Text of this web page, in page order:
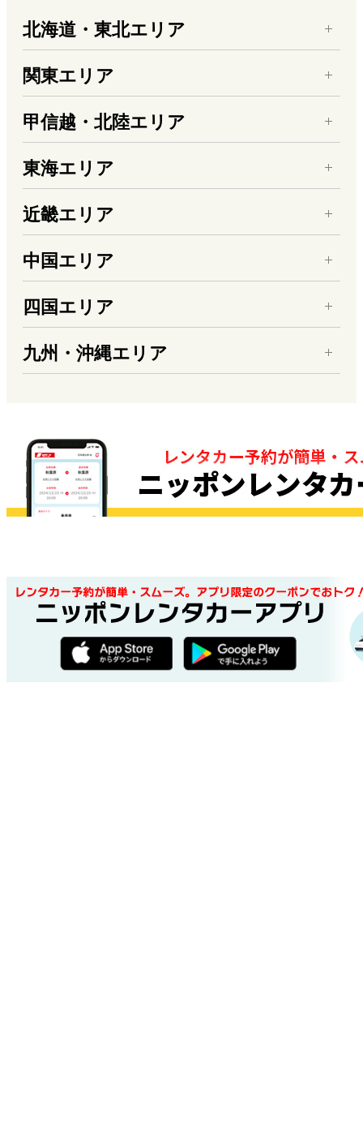
北海道・東北エリア
関東エリア
甲信越・北陸エリア
東海エリア
近畿エリア
中国エリア
四国エリア
九州・沖縄エリア